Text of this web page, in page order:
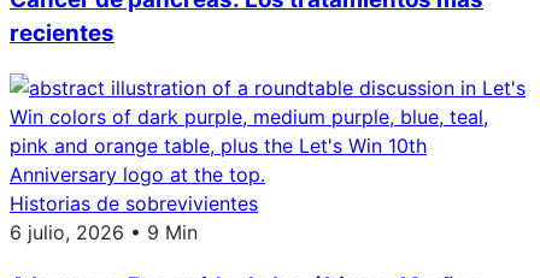
recientes
Historias de sobrevivientes
6 julio, 2026 • 9 Min